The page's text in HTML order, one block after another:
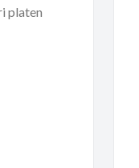
platen